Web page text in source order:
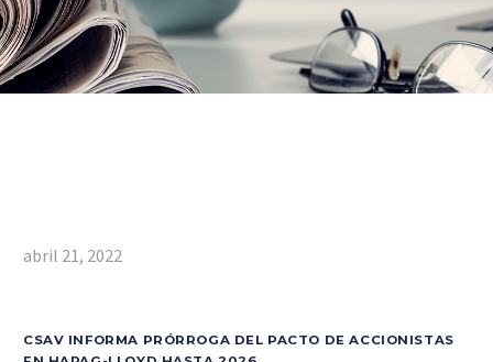
abril 21, 2022
CSAV INFORMA PRÓRROGA DEL PACTO DE ACCIONISTAS